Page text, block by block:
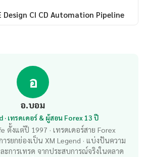
Design CI CD Automation Pipeline
อ
อ.บอม
· เทรดเดอร์ & ผู้สอน Forex 13 ปี
ตั้งแต่ปี 1997 · เทรดเดอร์สาย Forex
รยกย่องเป็น XM Legend · แบ่งปันความ
ะการเทรด จากประสบการณ์จริงในตลาด